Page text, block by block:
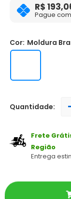
Cor: Moldura
R$
Pague
Quantidade:
Frete
Região
Entrega